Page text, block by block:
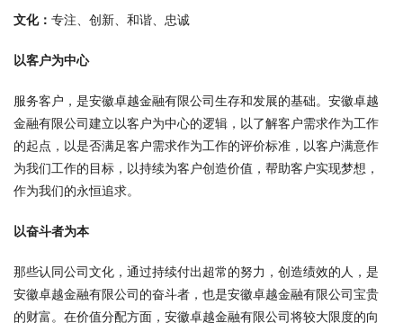
文化： 专注、创新、和谐、忠诚
以客户为中心
服务客户，是安徽卓越金融有限公司生存和发展的基础。安徽卓越
金融有限公司建立以客户为中心的逻辑，以了解客户需求作为工作
的起点，以是否满足客户需求作为工作的评价标准，以客户满意作
为我们工作的目标，以持续为客户创造价值，帮助客户实现梦想，
作为我们的永恒追求。
以奋斗者为本
那些认同公司文化，通过持续付出超常的努力，创造绩效的人，是
安徽卓越金融有限公司的奋斗者，也是安徽卓越金融有限公司宝贵
的财富。在价值分配方面，安徽卓越金融有限公司将较大限度的向